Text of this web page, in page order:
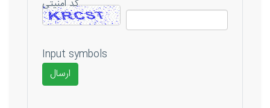
کد امنیتی
Input symbols